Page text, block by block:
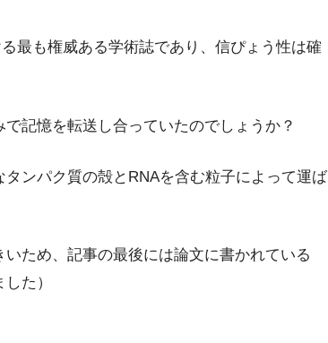
最も権威ある学術誌であり、信ぴょう性は確
記憶を転送し合っていたのでしょうか？
ンパク質の殻とRNAを含む粒子によって運ば
ため、記事の最後には論文に書かれている
た）